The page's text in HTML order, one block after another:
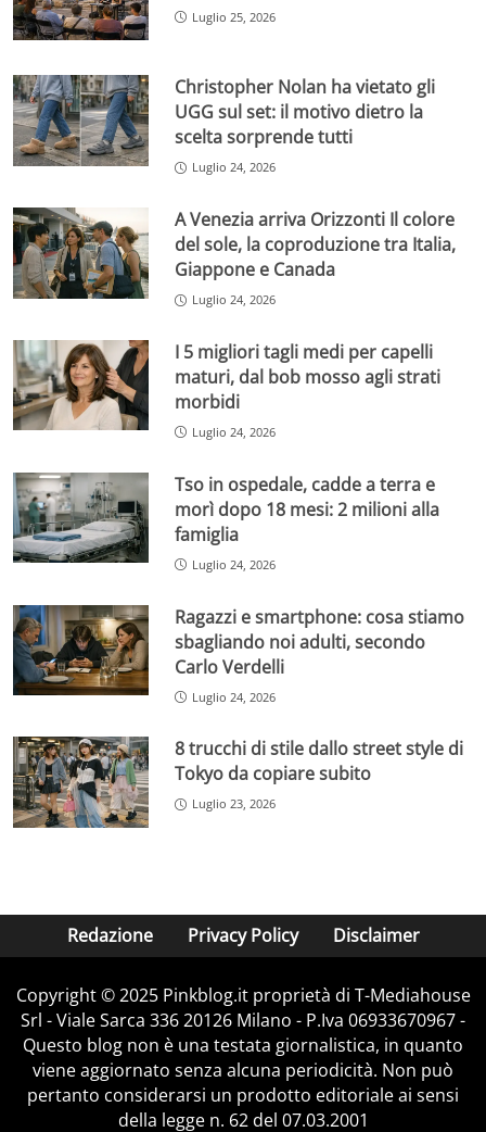
Luglio 25, 2026
Christopher Nolan ha vietato gli
UGG sul set: il motivo dietro la
scelta sorprende tutti
Luglio 24, 2026
A Venezia arriva Orizzonti Il colore
del sole, la coproduzione tra Italia,
Giappone e Canada
Luglio 24, 2026
I 5 migliori tagli medi per capelli
maturi, dal bob mosso agli strati
morbidi
Luglio 24, 2026
Tso in ospedale, cadde a terra e
morì dopo 18 mesi: 2 milioni alla
famiglia
Luglio 24, 2026
Ragazzi e smartphone: cosa stiamo
sbagliando noi adulti, secondo
Carlo Verdelli
Luglio 24, 2026
8 trucchi di stile dallo street style di
Tokyo da copiare subito
Luglio 23, 2026
Redazione Privacy Policy Disclaimer
Copyright © 2025 Pinkblog.it proprietà di T-Mediahouse
Srl - Viale Sarca 336 20126 Milano - P.Iva 06933670967 -
Questo blog non è una testata giornalistica, in quanto
viene aggiornato senza alcuna periodicità. Non può
pertanto considerarsi un prodotto editoriale ai sensi
della legge n. 62 del 07.03.2001